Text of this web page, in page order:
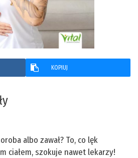
KOPIUJ
albo zawał? To, co lęk
ciałem, szokuje nawet lekarzy!